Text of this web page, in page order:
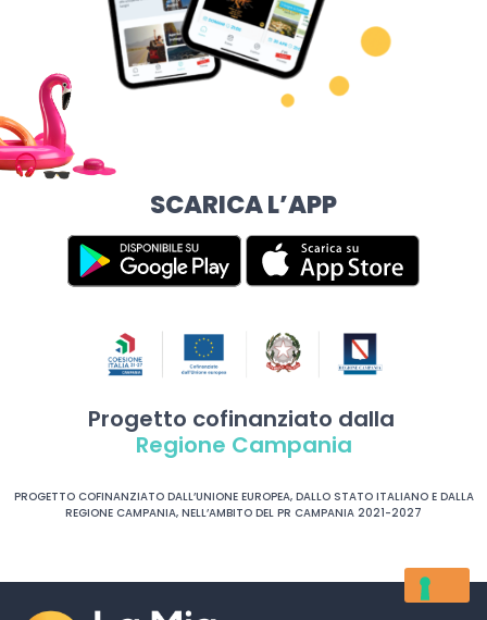
SCARICA L’APP
Progetto cofinanziato dalla
Regione Campania
PROGETTO COFINANZIATO DALL’UNIONE EUROPEA, DALLO STATO ITALIANO E DALLA
REGIONE CAMPANIA, NELL’AMBITO DEL PR CAMPANIA 2021-2027